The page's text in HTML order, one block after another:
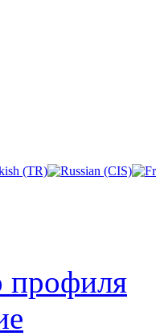
профиля